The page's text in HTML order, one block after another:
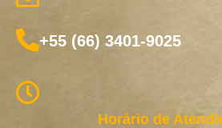
+55 (66) 3401-9025
Horário de